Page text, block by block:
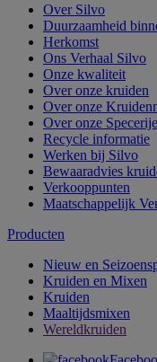
Over Silvo
Duurzaamheid
Herkomst
Ons Verhaal Silvo
Onze kwaliteit
Over onze kruiden
Over onze
Over onze
Recycle informatie
Werken bij Silvo
Bewaaradvies
Verkooppunten
Maatschappelijk
Producten
Nieuw en
Kruiden en Mixen
Kruiden
Maaltijdsmixen
Wereldkruiden